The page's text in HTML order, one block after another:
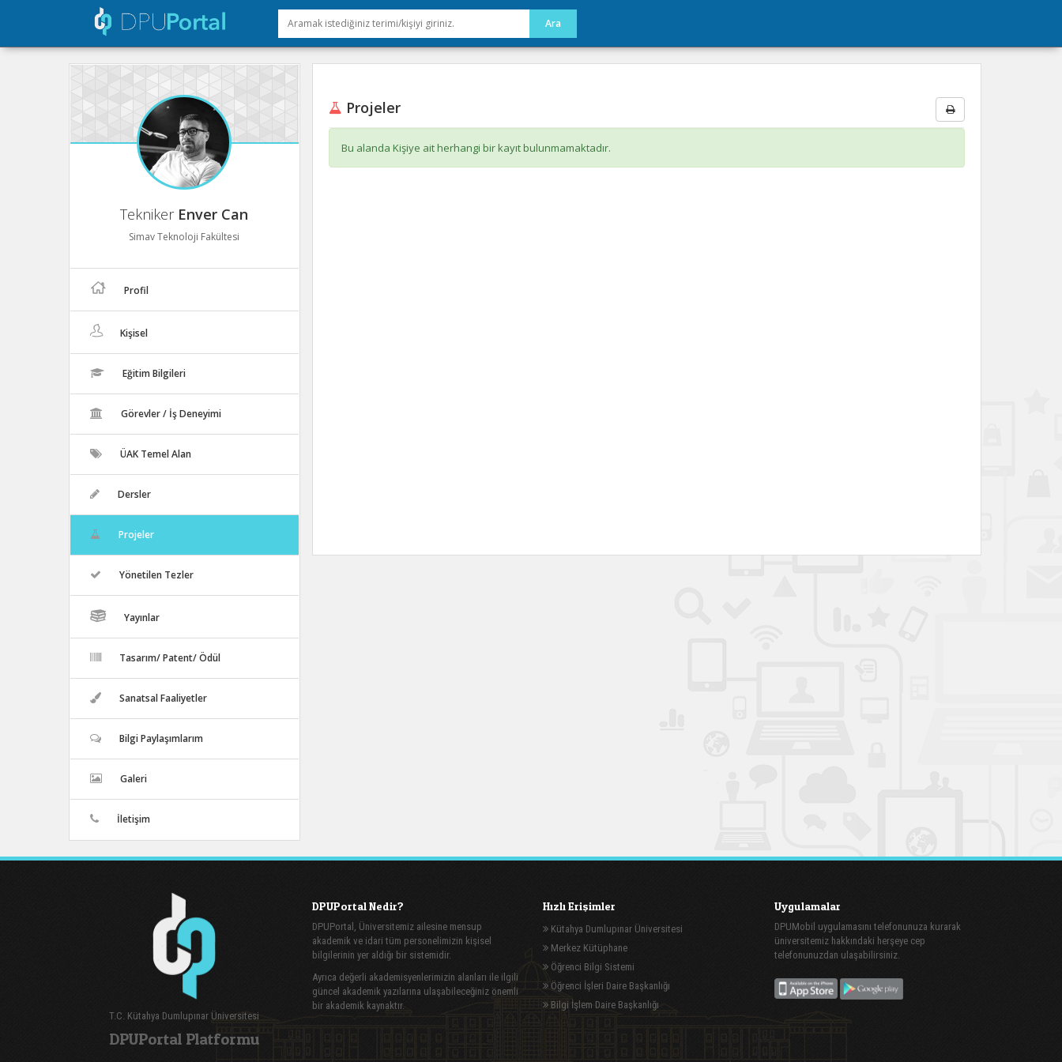
Tekniker Enver Can
Simav Teknoloji Fakültesi
Profil
Kişisel
Eğitim Bilgileri
Görevler / İş Deneyimi
ÜAK Temel Alan
Dersler
Projeler
Yönetilen Tezler
Yayınlar
Tasarım/ Patent/ Ödül
Sanatsal Faaliyetler
Bilgi Paylaşımlarım
Galeri
İletişim
Projeler
Bu alanda Kişiye ait herhangi bir kayıt bulunmamaktadır.
T.C. Kütahya Dumlupınar Üniversitesi
DPUPortal Platformu
DPUPortal Nedir?
DPUPortal, Üniversitemiz ailesine mensup
akademik ve idari tüm personelimizin kişisel
bilgilerinin yer aldığı bir sistemidir.
Ayrıca değerli akademisyenlerimizin alanları ile ilgili
güncel akademik yazılarına ulaşabileceğiniz önemli
bir akademik kaynaktır.
Hızlı Erişimler
Kütahya Dumlupınar Üniversitesi
Merkez Kütüphane
Öğrenci Bilgi Sistemi
Öğrenci İşleri Daire Başkanlığı
Bilgi İşlem Daire Başkanlığı
Uygulamalar
DPUMobil uygulamasını telefonunuza kurarak
üniversitemiz hakkındaki herşeye cep
telefonunuzdan ulaşabilirsiniz.